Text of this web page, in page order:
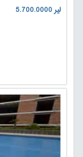
5.700.0000 لیر